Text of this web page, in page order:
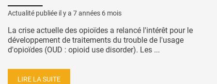
Actualité publiée il y a 7 années 6 mois
La crise actuelle des opioïdes a relancé l'intérêt pour le
développement de traitements du trouble de l'usage
d'opioïdes (OUD : opioid use disorder). Les ...
LIRE LA SUITE